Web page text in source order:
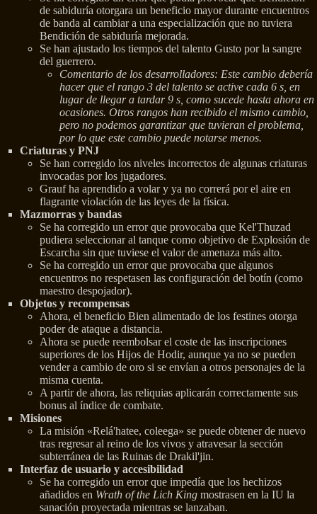
de sabiduría otorgara un beneficio mayor durante encuentros
de banda al cambiar a una especialización que no tuviera
Bendición de sabiduría mejorada.
Se han ajustado los tiempos del talento Gusto por la sangre
del guerrero.
Comentario de los desarrolladores: Este cambio debería
hacer que el rango 3 del talento se active cada 6 s, en
lugar de llegar a tardar 9 s, como sucede hasta ahora en
ocasiones. Otros rangos han recibido el mismo cambio,
pero no podemos garantizar que tuvieran el problema,
por lo que este cambio puede notarse menos.
Criaturas y PNJ
Se han corregido los niveles incorrectos de algunas criaturas
invocadas por los jugadores.
Grauf ha aprendido a volar y ya no correrá por el aire en
flagrante violación de las leyes de la física.
Mazmorras y bandas
Se ha corregido un error que provocaba que Kel'Thuzad
pudiera seleccionar al tanque como objetivo de Explosión de
Escarcha sin que tuviese el valor de amenaza más alto.
Se ha corregido un error que provocaba que algunos
encuentros no respetasen las configuración del botín (como
maestro despojador).
Objetos y recompensas
Ahora, el beneficio Bien alimentado de los festines otorga
poder de ataque a distancia.
Ahora se puede reembolsar el coste de las inscripciones
superiores de los Hijos de Hodir, aunque ya no se pueden
vender a cambio de oro si se envían a otros personajes de la
misma cuenta.
A partir de ahora, las reliquias aplicarán correctamente sus
bonus al índice de combate.
Misiones
La misión «Relá'hatee, coleega» se puede obtener de nuevo
tras regresar al reino de los vivos y atravesar la sección
subterránea de las Ruinas de Drakil'jin.
Interfaz de usuario y accesibilidad
Se ha corregido un error que impedía que los hechizos
añadidos en Wrath of the Lich King mostrasen en la IU la
sanación proyectada mientras se lanzaban.